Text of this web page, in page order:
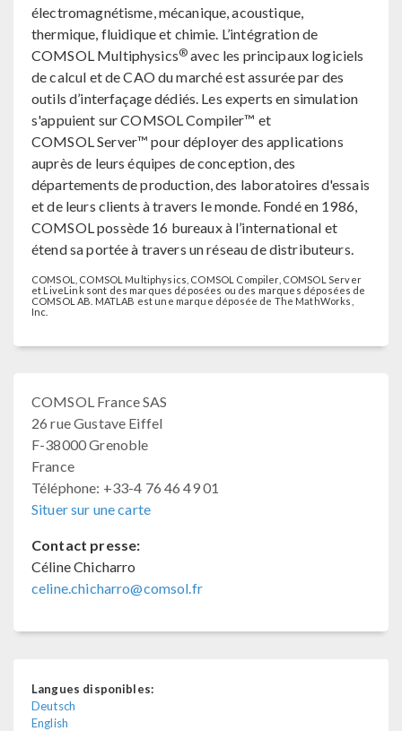
électromagnétisme, mécanique, acoustique,
thermique, fluidique et chimie. L’intégration de
COMSOL Multiphysics® avec les principaux logiciels
de calcul et de CAO du marché est assurée par des
outils d’interfaçage dédiés. Les experts en simulation
s'appuient sur COMSOL Compiler™ et
COMSOL Server™ pour déployer des applications
auprès de leurs équipes de conception, des
départements de production, des laboratoires d'essais
et de leurs clients à travers le monde. Fondé en 1986,
COMSOL possède 16 bureaux à l’international et
étend sa portée à travers un réseau de distributeurs.
COMSOL, COMSOL Multiphysics, COMSOL Compiler, COMSOL Server
et LiveLink sont des marques déposées ou des marques déposées de
COMSOL AB. MATLAB est une marque déposée de The MathWorks,
Inc.
COMSOL France SAS
26 rue Gustave Eiffel
F-38000 Grenoble
France
Téléphone: +33-4 76 46 49 01
Situer sur une carte
Contact presse:
Céline Chicharro
celine.chicharro@comsol.fr
Langues disponibles:
Deutsch
English